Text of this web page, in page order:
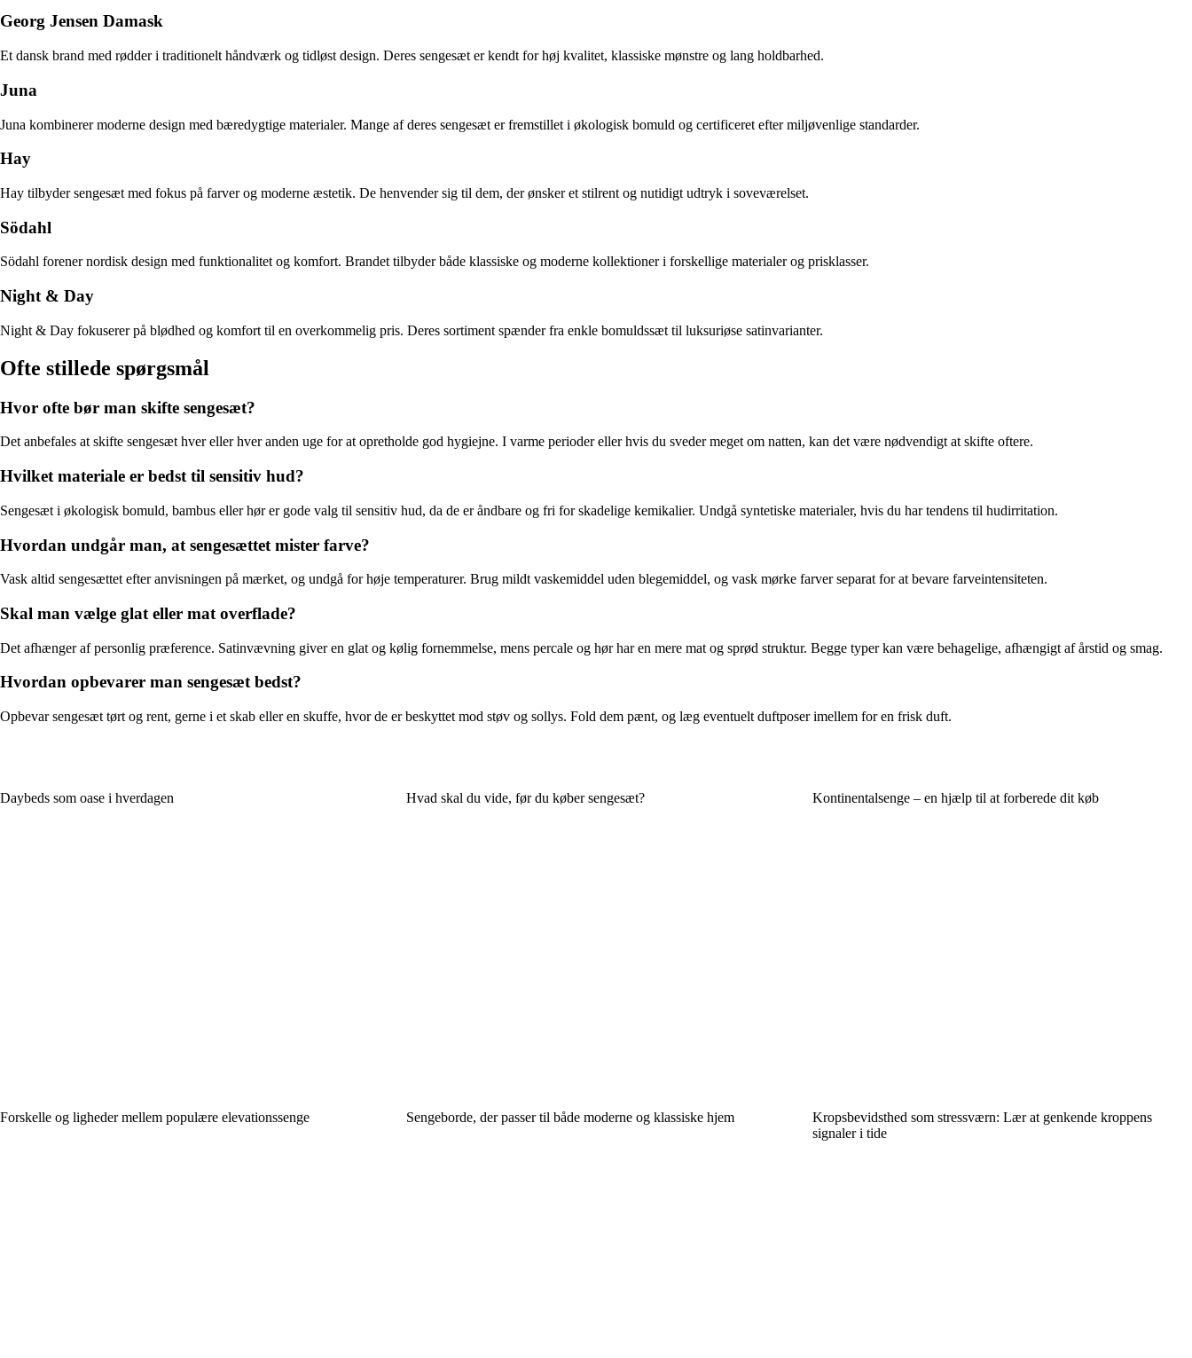
Georg Jensen Damask
Et dansk brand med rødder i traditionelt håndværk og tidløst design. Deres sengesæt er kendt for høj kvalitet, klassiske mønstre og lang holdbarhed.
Juna
Juna kombinerer moderne design med bæredygtige materialer. Mange af deres sengesæt er fremstillet i økologisk bomuld og certificeret efter miljøvenlige standarder.
Hay
Hay tilbyder sengesæt med fokus på farver og moderne æstetik. De henvender sig til dem, der ønsker et stilrent og nutidigt udtryk i soveværelset.
Södahl
Södahl forener nordisk design med funktionalitet og komfort. Brandet tilbyder både klassiske og moderne kollektioner i forskellige materialer og prisklasser.
Night & Day
Night & Day fokuserer på blødhed og komfort til en overkommelig pris. Deres sortiment spænder fra enkle bomuldssæt til luksuriøse satinvarianter.
Ofte stillede spørgsmål
Hvor ofte bør man skifte sengesæt?
Det anbefales at skifte sengesæt hver eller hver anden uge for at opretholde god hygiejne. I varme perioder eller hvis du sveder meget om natten, kan det være nødvendigt at skifte oftere.
Hvilket materiale er bedst til sensitiv hud?
Sengesæt i økologisk bomuld, bambus eller hør er gode valg til sensitiv hud, da de er åndbare og fri for skadelige kemikalier. Undgå syntetiske materialer, hvis du har tendens til hudirritation.
Hvordan undgår man, at sengesættet mister farve?
Vask altid sengesættet efter anvisningen på mærket, og undgå for høje temperaturer. Brug mildt vaskemiddel uden blegemiddel, og vask mørke farver separat for at bevare farveintensiteten.
Skal man vælge glat eller mat overflade?
Det afhænger af personlig præference. Satinvævning giver en glat og kølig fornemmelse, mens percale og hør har en mere mat og sprød struktur. Begge typer kan være behagelige, afhængigt af årstid og smag.
Hvordan opbevarer man sengesæt bedst?
Opbevar sengesæt tørt og rent, gerne i et skab eller en skuffe, hvor de er beskyttet mod støv og sollys. Fold dem pænt, og læg eventuelt duftposer imellem for en frisk duft.
Daybeds som oase i hverdagen Hvad skal du vide, før du køber sengesæt? Kontinentalsenge – en hjælp til at forberede dit køb
Forskelle og ligheder mellem populære elevationssenge Sengeborde, der passer til både moderne og klassiske hjem
Kropsbevidsthed som stressværn: Lær at genkende kroppens
signaler i tide